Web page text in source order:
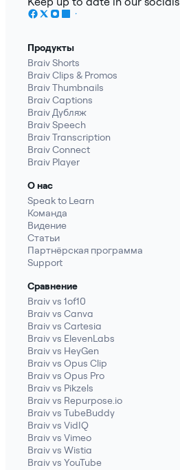
Продукты
Braiv Shorts
Braiv Clips & Promos
Braiv Thumbnails
Braiv Captions
Braiv Дубляж
Braiv Speech
Braiv Transcription
Braiv Connect
Braiv Player
О нас
Speak to Learn
Команда
Видение
Статьи
Партнёрская программа
Support
Сравнение
Braiv vs 1of10
Braiv vs Canva
Braiv vs Cartesia
Braiv vs ElevenLabs
Braiv vs HeyGen
Braiv vs Opus Clip
Braiv vs Opus Pro
Braiv vs Pikzels
Braiv vs Repurpose.io
Braiv vs TubeBuddy
Braiv vs VidIQ
Braiv vs Vimeo
Braiv vs Wistia
Braiv vs YouTube